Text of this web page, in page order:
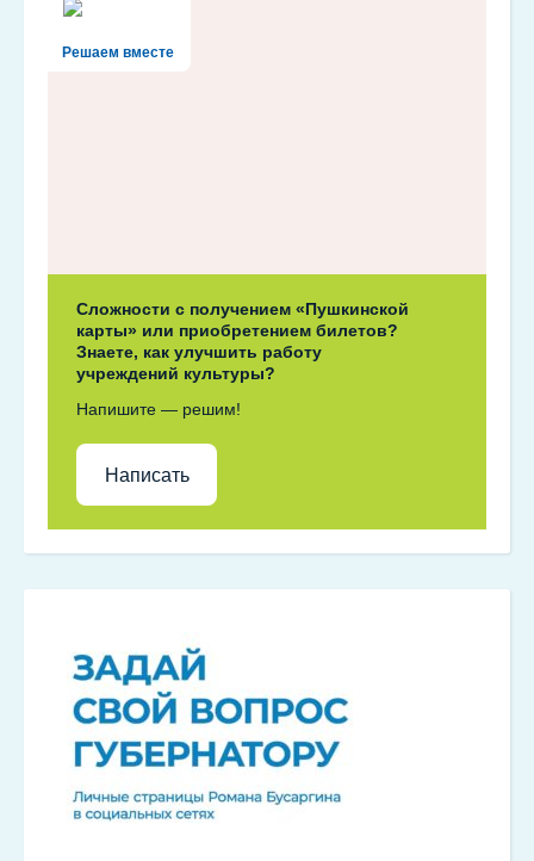
Решаем вместе
Сложности с получением «Пушкинской
карты» или приобретением билетов?
Знаете, как улучшить работу
учреждений культуры?
Напишите — решим!
Написать